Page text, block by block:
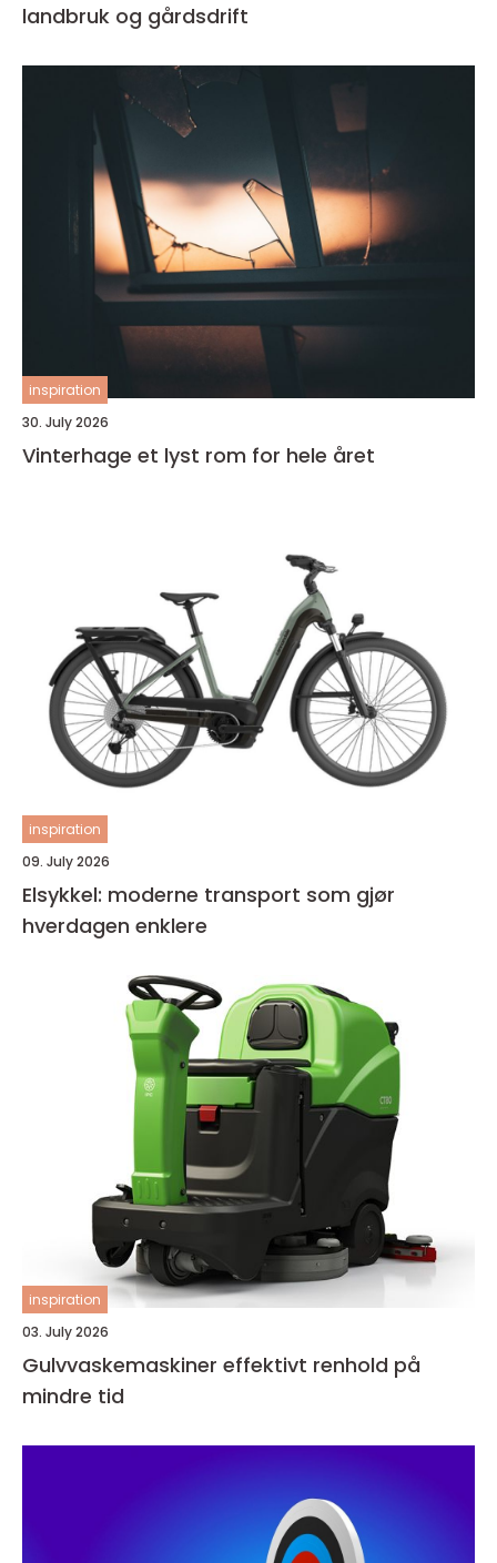
landbruk og gårdsdrift
inspiration
30. July 2026
Vinterhage et lyst rom for hele året
inspiration
09. July 2026
Elsykkel: moderne transport som gjør
hverdagen enklere
inspiration
03. July 2026
Gulvvaskemaskiner effektivt renhold på
mindre tid